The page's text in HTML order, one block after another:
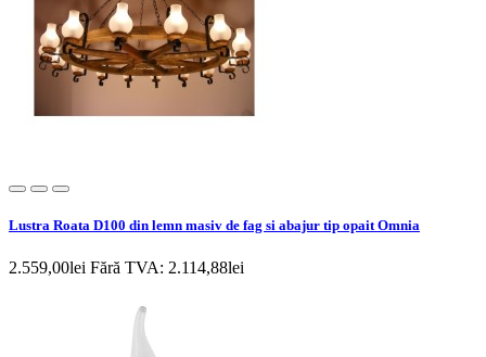
Lustra Roata D100 din lemn masiv de fag si abajur tip opait Omnia
2.559,00lei Fără TVA: 2.114,88lei